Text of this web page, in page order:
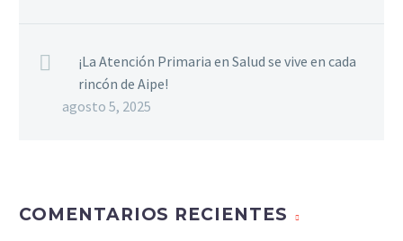
¡La Atención Primaria en Salud se vive en cada
rincón de Aipe!
agosto 5, 2025
COMENTARIOS RECIENTES